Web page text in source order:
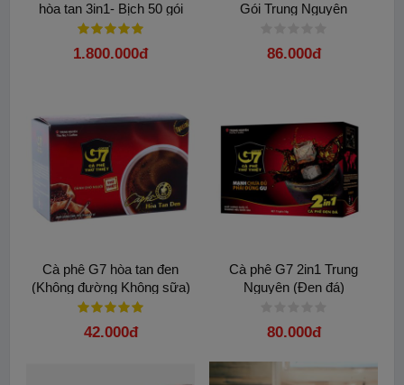
hòa tan 3in1- Bịch 50 gói
1.800.000đ
Gói Trung Nguyên
86.000đ
Cà phê G7 hòa tan đen
(Không đường Không sữa)
Hộp 15 gói - Trung Nguyên
42.000đ
Cà phê G7 2in1 Trung
Nguyên (Đen đá)
80.000đ